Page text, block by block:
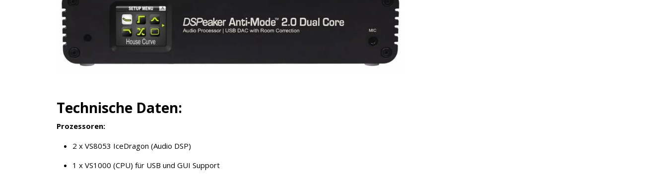
Technische Daten:
Prozessoren:
2 x VS8053 IceDragon (Audio DSP)
1 x VS1000 (CPU) für USB und GUI Support